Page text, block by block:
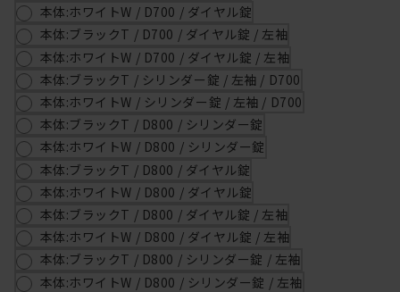
本体:ホワイトW / D700 / ダイヤル錠
本体:ブラックT / D700 / ダイヤル錠 / 左袖
本体:ホワイトW / D700 / ダイヤル錠 / 左袖
本体:ブラックT / シリンダー錠 / 左袖 / D700
本体:ホワイトW / シリンダー錠 / 左袖 / D700
本体:ブラックT / D800 / シリンダー錠
本体:ホワイトW / D800 / シリンダー錠
本体:ブラックT / D800 / ダイヤル錠
本体:ホワイトW / D800 / ダイヤル錠
本体:ブラックT / D800 / ダイヤル錠 / 左袖
本体:ホワイトW / D800 / ダイヤル錠 / 左袖
本体:ブラックT / D800 / シリンダー錠 / 左袖
本体:ホワイトW / D800 / シリンダー錠 / 左袖